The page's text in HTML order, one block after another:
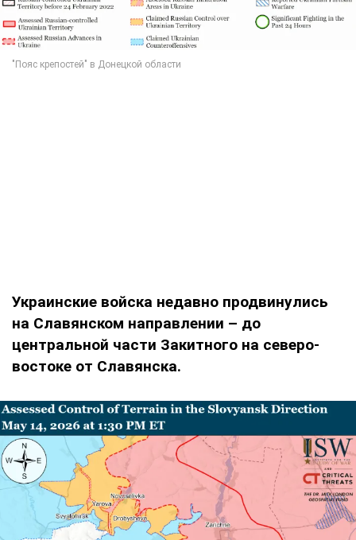
Украинские войска недавно продвинулись
на Славянском направлении – до
центральной части Закитного на северо-
востоке от Славянска.